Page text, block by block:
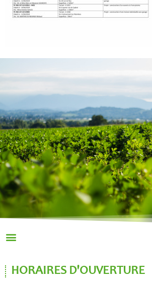
HORAIRES D'OUVERTURE